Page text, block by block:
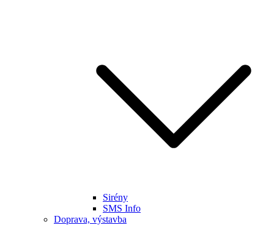
Sirény
SMS Info
Doprava, výstavba